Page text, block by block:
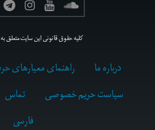
کلیه حقوق قانونی این سایت متعلق به
درباره ما راهنمای معیارهای
سیاست حریم خصوصی
تماس
فارسى